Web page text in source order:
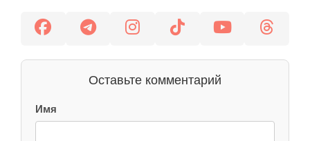
Оставьте комментарий
Имя